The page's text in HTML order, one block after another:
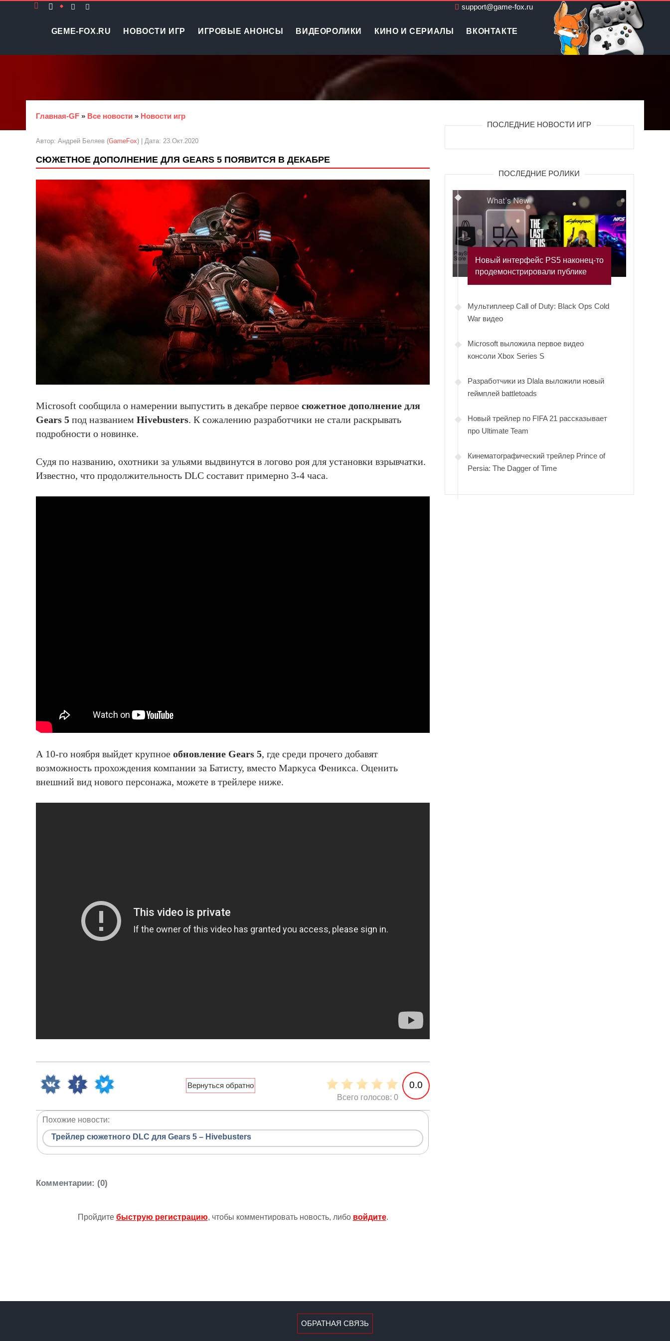
support@game-fox.ru
GEME-FOX.RU НОВОСТИ ИГР ИГРОВЫЕ АНОНСЫ ВИДЕОРОЛИКИ КИНО И СЕРИАЛЫ ВКОНТАКТЕ
Главная-GF » Все новости » Новости игр
Автор: Андрей Беляев (GameFox) | Дата: 23.Окт.2020
СЮЖЕТНОЕ ДОПОЛНЕНИЕ ДЛЯ GEARS 5 ПОЯВИТСЯ В ДЕКАБРЕ
Microsoft сообщила о намерении выпустить в декабре первое сюжетное дополнение для
Gears 5 под названием Hivebusters. К сожалению разработчики не стали раскрывать
подробности о новинке.
Судя по названию, охотники за ульями выдвинутся в логово роя для установки взрывчатки.
Известно, что продолжительность DLC составит примерно 3-4 часа.
А 10-го ноября выйдет крупное обновление Gears 5, где среди прочего добавят
возможность прохождения компании за Батисту, вместо Маркуса Феникса. Оценить
внешний вид нового персонажа, можете в трейлере ниже.
0.0
Всего голосов: 0
Похожие новости:
Трейлер сюжетного DLC для Gears 5 – Hivebusters
Комментарии: (0)
Пройдите быструю регистрацию, чтобы комментировать новость, либо войдите.
ПОСЛЕДНИЕ НОВОСТИ ИГР
ПОСЛЕДНИЕ РОЛИКИ
Новый интерфейс PS5 наконец-то
продемонстрировали публике
Мультиплеер Call of Duty: Black Ops Cold
War видео
Microsoft выложила первое видео
консоли Xbox Series S
Разработчики из Dlala выложили новый
геймплей battletoads
Новый трейлер по FIFA 21 рассказывает
про Ultimate Team
Кинематографический трейлер Prince of
Persia: The Dagger of Time
ОБРАТНАЯ СВЯЗЬ